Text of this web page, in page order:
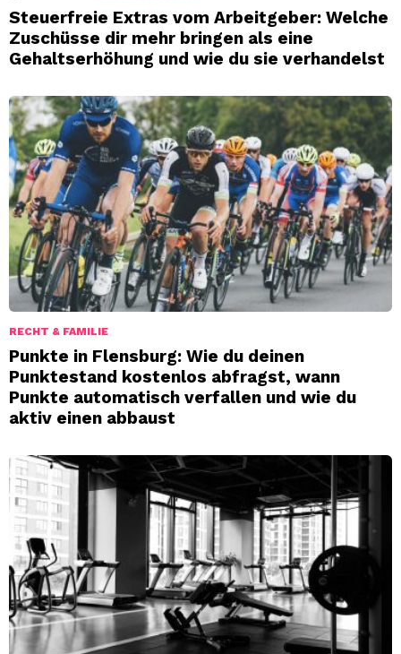
Steuerfreie Extras vom Arbeitgeber: Welche
Zuschüsse dir mehr bringen als eine
Gehaltserhöhung und wie du sie verhandelst
RECHT & FAMILIE
Punkte in Flensburg: Wie du deinen
Punktestand kostenlos abfragst, wann
Punkte automatisch verfallen und wie du
aktiv einen abbaust